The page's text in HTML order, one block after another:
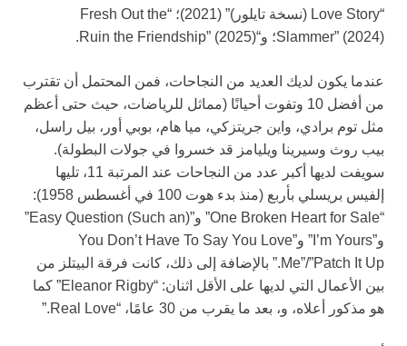
“Love Story (نسخة تايلور)” (2021)؛ “Fresh Out the
Slammer” (2024)؛ و“Ruin the Friendship” (2025).
عندما يكون لديك العديد من النجاحات، فمن المحتمل أن تقترب
من أفضل 10 وتفوت أحيانًا (مماثل للرياضات، حيث حتى أعظم
مثل توم برادي، واين جريتزكي، ميا هام، بوبي أور، بيل راسل،
بيب روث وسيرينا ويليامز قد خسروا في جولات البطولة).
سويفت لديها أكبر عدد من النجاحات عند المرتبة 11، تليها
إلفيس بريسلي بأربع (منذ بدء هوت 100 في أغسطس 1958):
“One Broken Heart for Sale” و”(Such an) Easy Question”
و”I’m Yours” و”You Don’t Have To Say You Love
Me”/”Patch It Up.” بالإضافة إلى ذلك، كانت فرقة البيتلز من
بين الأعمال التي لديها على الأقل اثنان: “Eleanor Rigby” كما
هو مذكور أعلاه، و، بعد ما يقرب من 30 عامًا، “Real Love.”